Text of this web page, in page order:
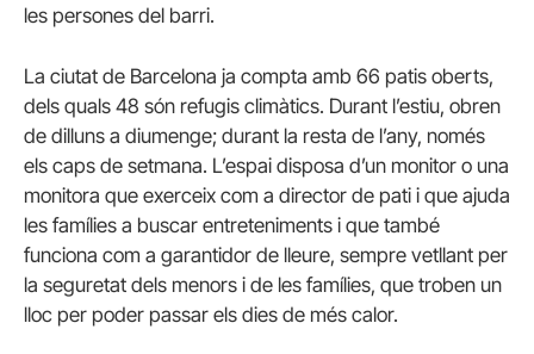
les persones del barri.
La ciutat de Barcelona ja compta amb 66 patis oberts,
dels quals 48 són refugis climàtics. Durant l’estiu, obren
de dilluns a diumenge; durant la resta de l’any, només
els caps de setmana. L’espai disposa d’un monitor o una
monitora que exerceix com a director de pati i que ajuda
les famílies a buscar entreteniments i que també
funciona com a garantidor de lleure, sempre vetllant per
la seguretat dels menors i de les famílies, que troben un
lloc per poder passar els dies de més calor.